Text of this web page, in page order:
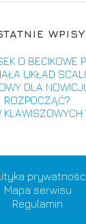
WPISY:
O BECIKOWE
UKŁAD
DLA
ROZPOCZĄĆ?
Mapa serwisu
Regulamin